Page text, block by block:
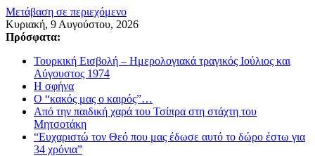
Μετάβαση σε περιεχόμενο
Κυριακή, 9 Αυγούστου, 2026
Πρόσφατα:
Τουρκική Εισβολή – Ημερολογιακά τραγικός Ιούλιος και
Αύγουστος 1974
Η σφήνα
Ο “κακός μας ο καιρός”…
Από την παιδική χαρά του Τσίπρα στη στάχτη του
Μητσοτάκη
“Ευχαριστώ τον Θεό που μας έδωσε αυτό το δώρο έστω για
34 χρόνια”